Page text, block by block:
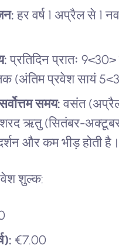
हर वर्ष 1 अप्रैल से 1
प्रतिदिन प्रातः
(अंतिम प्रवेश सायं
समय: वसंत
ऋतु (सितंबर-
और कम भीड़ होती है।
शुल्क:
€7.00